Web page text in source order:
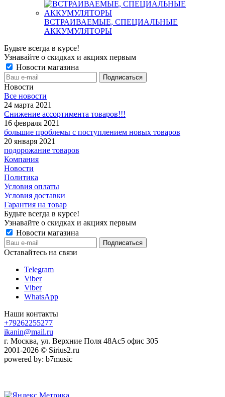
ВСТРАИВАЕМЫЕ, СПЕЦИАЛЬНЫЕ
АККУМУЛЯТОРЫ
Будьте всегда в курсе!
Узнавайте о скидках и акциях первым
Новости магазина
Новости
Все новости
24 марта 2021
Снижение ассортимента товаров!!!
16 февраля 2021
большие проблемы с поступлением новых товаров
20 января 2021
подорожание товаров
Компания
Новости
Политика
Условия оплаты
Условия доставки
Гарантия на товар
Будьте всегда в курсе!
Узнавайте о скидках и акциях первым
Новости магазина
Оставайтесь на связи
Telegram
Viber
Viber
WhatsApp
Наши контакты
+79262255277
ikanin@mail.ru
г. Москва, ул. Верхние Поля 48Ас5 офис 305
2001-2026 © Sirius2.ru
powered by: b7music